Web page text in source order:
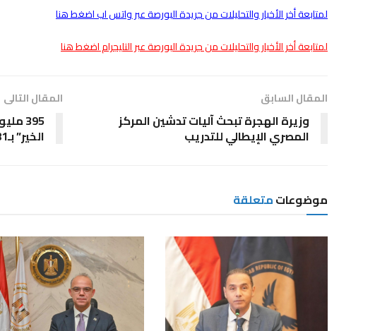
لمتابعة أخر الأخبار والتحليلات من جريدة البورصة عبر واتس اب اضغط هنا
لمتابعة أخر الأخبار والتحليلات من جريدة البورصة عبر التليجرام اضغط هنا
المقال السابق
وزيرة الهجرة تبحث آليات تدشين المركز
المصري الإيطالي للتدريب
المقال التالى
395
الخير” بـ81 أسبوعًا
موضوعاتمتعلقة